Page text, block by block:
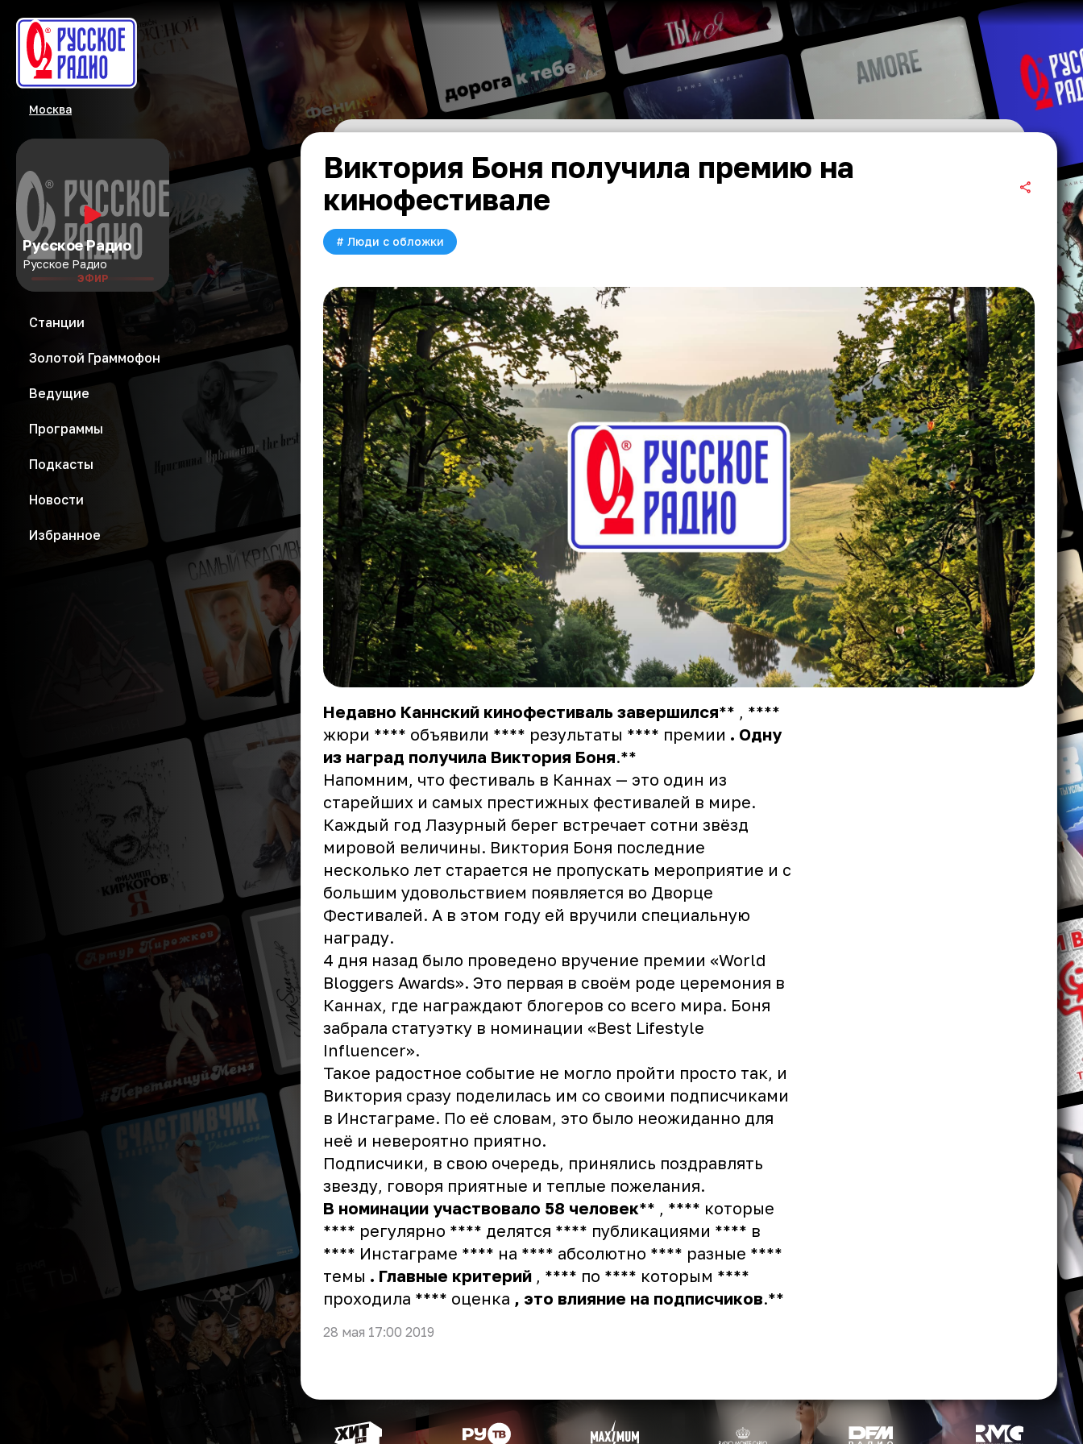
Москва
Русское Радио
Русское Радио
ЭФИР
Станции
Золотой Граммофон
Ведущие
Программы
Подкасты
Новости
Избранное
Виктория Боня получила премию на
кинофестивале
# Люди с обложки
Недавно Каннский кинофестиваль завершился** , ****
жюри **** объявили **** результаты **** премии . Одну
из наград получила Виктория Боня.**
Напомним, что фестиваль в Каннах — это один из
старейших и самых престижных фестивалей в мире.
Каждый год Лазурный берег встречает сотни звёзд
мировой величины. Виктория Боня последние
несколько лет старается не пропускать мероприятие и с
большим удовольствием появляется во Дворце
Фестивалей. А в этом году ей вручили специальную
награду.
4 дня назад было проведено вручение премии «World
Bloggers Awards». Это первая в своём роде церемония в
Каннах, где награждают блогеров со всего мира. Боня
забрала статуэтку в номинации «Best Lifestyle
Influencer».
Такое радостное событие не могло пройти просто так, и
Виктория сразу поделилась им со своими подписчиками
в Инстаграме. По её словам, это было неожиданно для
неё и невероятно приятно.
Подписчики, в свою очередь, принялись поздравлять
звезду, говоря приятные и теплые пожелания.
В номинации участвовало 58 человек** , **** которые
**** регулярно **** делятся **** публикациями **** в
**** Инстаграме **** на **** абсолютно **** разные ****
темы . Главные критерий , **** по **** которым ****
проходила **** оценка , это влияние на подписчиков.**
28 мая 17:00 2019